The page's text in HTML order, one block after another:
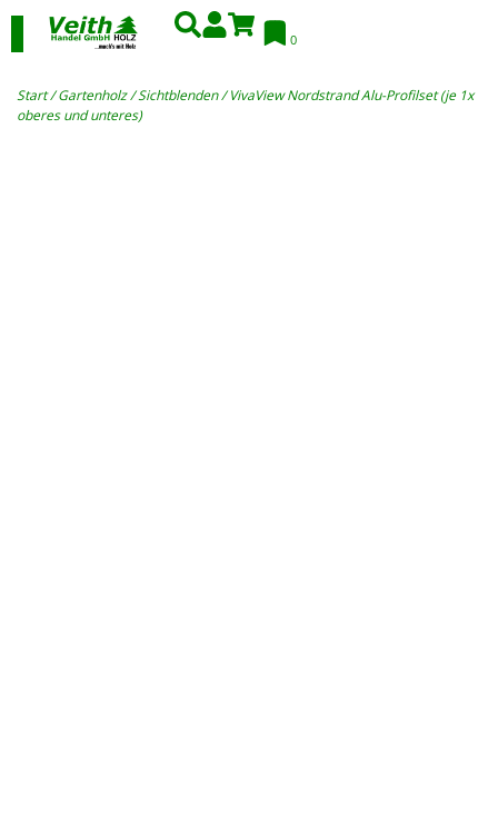
0
Start/Gartenholz/Sichtblenden/ VivaView Nordstrand Alu-Profilset (je 1x
oberes und unteres)